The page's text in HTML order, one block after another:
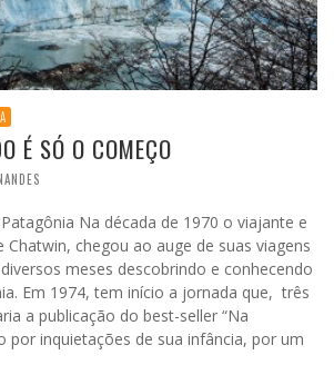
É SÓ O COMEÇO
Na década de 1970 o viajante e
Chatwin, chegou ao auge de suas viagens
meses descobrindo e conhecendo
Em 1974, tem início a jornada que, três
a publicação do best-seller “Na
por inquietações de sua infância, por um